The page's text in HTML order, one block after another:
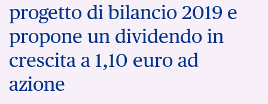
progetto di bilancio 2019 e
propone un dividendo in
crescita a 1,10 euro ad
azione